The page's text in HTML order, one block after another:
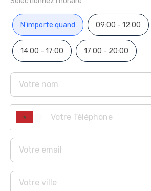
N'importe quand 09:00 - 12:00
14:00 - 17:00 17:00 - 20:00